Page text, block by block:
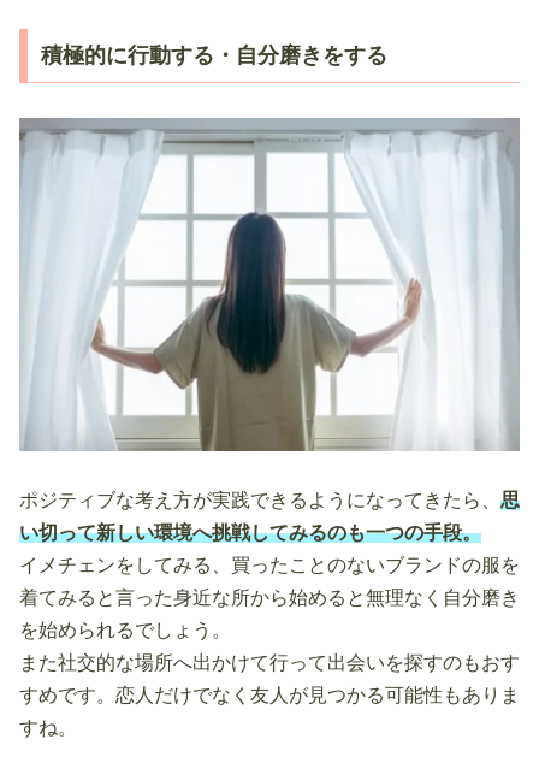
積極的に行動する・自分磨きをする
ポジティブな考え方が実践できるようになってきたら、 思
い切って新しい環境へ挑戦してみるのも一つの手段。
イメチェンをしてみる、買ったことのないブランドの服を
着てみると言った身近な所から始めると無理なく自分磨き
を始められるでしょう。
また社交的な場所へ出かけて行って出会いを探すのもおす
すめです。恋人だけでなく友人が見つかる可能性もありま
すね。